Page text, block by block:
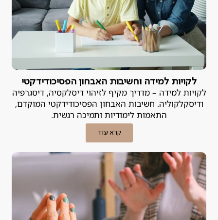
לקויות למידה וחשיבות האבחון הפסיכודידקטי
לקויות למידה – מדריך מקיף לזיהוי דיסלקסיה, דיסגרפיה
ודיסקלקוליה. חשיבות האבחון הפסיכודידקטי המוקדם,
התאמות לימודיות ותמיכה רגשית.
קרא עוד